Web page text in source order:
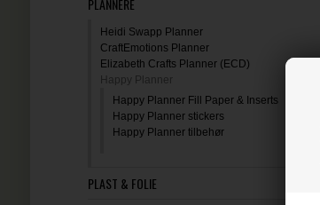
PLANNERE
Heidi Swapp Planner
CraftEmotions Planner
Elizabeth Crafts Planner (ECD)
Happy Planner
Happy Planner Fill Paper & Inserts
Happy Planner stickers
Happy Planner tilbehør
PLAST & FOLIE